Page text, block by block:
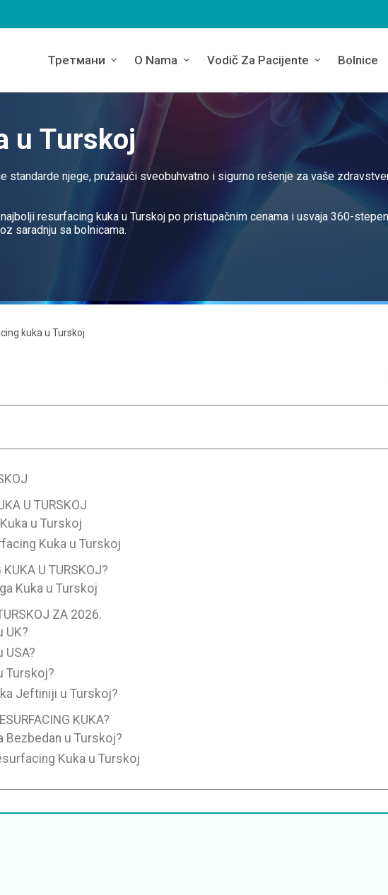
Третмани O Nama Vodič Za Pacijente Bolnice
u Turskoj
standarde njege, pružajući sveobuhvatno i sigurno rešenje za vaše
resurfacing kuka u Turskoj po pristupačnim cenama i usvaja 360-
saradnju sa bolnicama.
kuka u Turskoj
U TURSKOJ
u Turskoj
Kuka u Turskoj
KUKA U TURSKOJ?
Kuka u Turskoj
ZA 2026.
UK?
USA?
Turskoj?
Jeftiniji u Turskoj?
KUKA?
Bezbedan u Turskoj?
Kuka u Turskoj